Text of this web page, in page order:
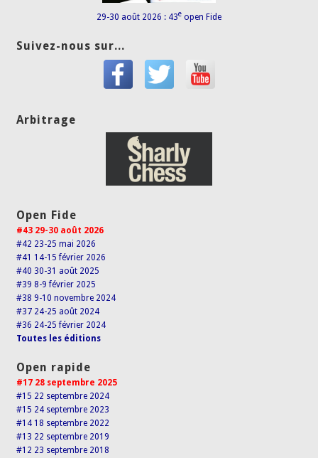
29-30 août 2026 : 43e open Fide
Suivez-nous sur...
Arbitrage
Open Fide
#43 29-30 août 2026
#42 23-25 mai 2026
#41 14-15 février 2026
#40 30-31 août 2025
#39 8-9 février 2025
#38 9-10 novembre 2024
#37 24-25 août 2024
#36 24-25 février 2024
Toutes les éditions
Open rapide
#17 28 septembre 2025
#15 22 septembre 2024
#15 24 septembre 2023
#14 18 septembre 2022
#13 22 septembre 2019
#12 23 septembre 2018